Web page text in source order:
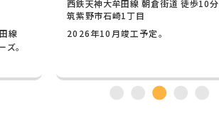
線
。
西鉄天神大牟田線 朝倉街道 徒歩10分
筑紫野市石崎1丁目
2026年10月竣工予定。